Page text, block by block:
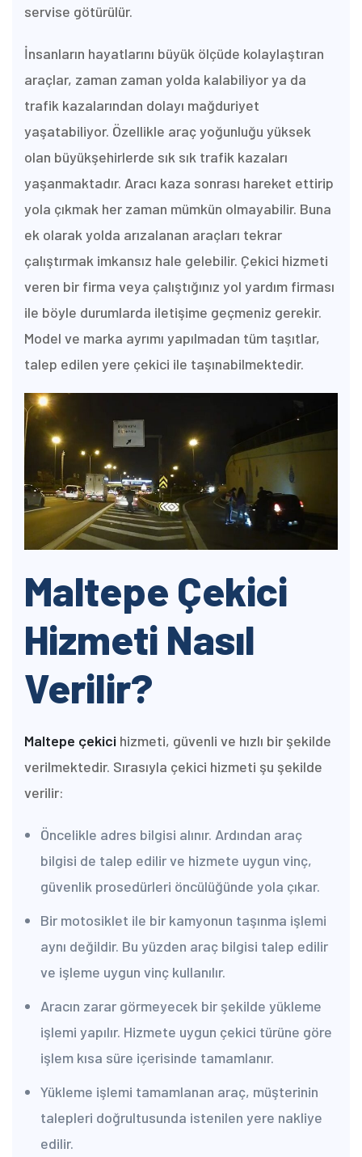
servise götürülür.
İnsanların hayatlarını büyük ölçüde kolaylaştıran
araçlar, zaman zaman yolda kalabiliyor ya da
trafik kazalarından dolayı mağduriyet
yaşatabiliyor. Özellikle araç yoğunluğu yüksek
olan büyükşehirlerde sık sık trafik kazaları
yaşanmaktadır. Aracı kaza sonrası hareket ettirip
yola çıkmak her zaman mümkün olmayabilir. Buna
ek olarak yolda arızalanan araçları tekrar
çalıştırmak imkansız hale gelebilir. Çekici hizmeti
veren bir firma veya çalıştığınız yol yardım firması
ile böyle durumlarda iletişime geçmeniz gerekir.
Model ve marka ayrımı yapılmadan tüm taşıtlar,
talep edilen yere çekici ile taşınabilmektedir.
Maltepe Çekici
Hizmeti Nasıl
Verilir?
Maltepe çekici hizmeti, güvenli ve hızlı bir şekilde
verilmektedir. Sırasıyla çekici hizmeti şu şekilde
verilir:
Öncelikle adres bilgisi alınır. Ardından araç
bilgisi de talep edilir ve hizmete uygun vinç,
güvenlik prosedürleri öncülüğünde yola çıkar.
Bir motosiklet ile bir kamyonun taşınma işlemi
aynı değildir. Bu yüzden araç bilgisi talep edilir
ve işleme uygun vinç kullanılır.
Aracın zarar görmeyecek bir şekilde yükleme
işlemi yapılır. Hizmete uygun çekici türüne göre
işlem kısa süre içerisinde tamamlanır.
Yükleme işlemi tamamlanan araç, müşterinin
talepleri doğrultusunda istenilen yere nakliye
edilir.